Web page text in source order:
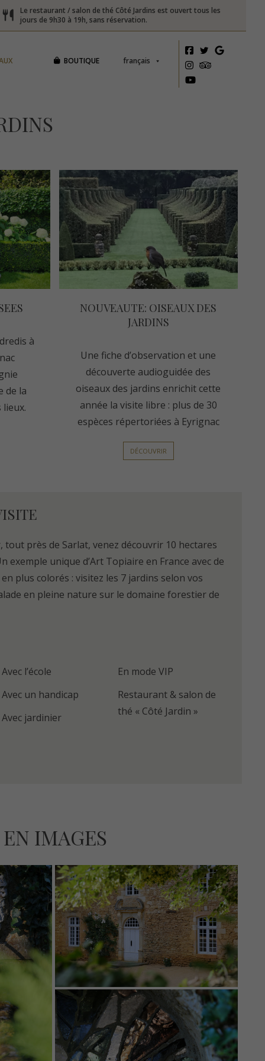
Le restaurant / salon de thé Côté Jardins est ouvert tous les
jours de 9h30 à 19h, sans réservation.
français
BOUTIQUE
à
de la
NOUVEAUTE: OISEAUX DES
JARDINS
Une fiche d’observation et une
découverte audioguidée des
oiseaux des jardins enrichit cette
année la visite libre : plus de 30
espèces répertoriées à Eyrignac
DÉCOUVRIR
près de Sarlat, venez découvrir 10 hectares
exemple unique d’Art Topiaire en France avec de
plus colorés : visitez les 7 jardins selon vos
en pleine nature sur le domaine forestier de
Avec l’école
Avec un handicap
Avec jardinier
En mode VIP
Restaurant & salon de
thé « Côté Jardin »
IMAGES